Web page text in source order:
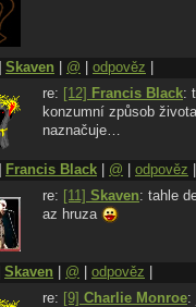
Skaven @ odpověz
re: [12] Francis Black:
konzumní způsob
naznačuje…
Francis Black @ odpověz
re: [11] Skaven: tahle
az hruza
Skaven @ odpověz
re: [9] Charlie Monroe: